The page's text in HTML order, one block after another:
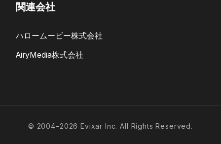
関連会社
ハロームービー株式会社
AiryMedia株式会社
© 2004–2026 Evixar Inc. All Rights Reserved.